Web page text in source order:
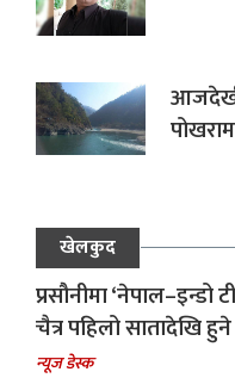
खेलकुद
प्रसौनीमा ‘नेपाल–इन्डो
चैत्र पहिलो सातादेखि हुने
न्यूज डेस्क